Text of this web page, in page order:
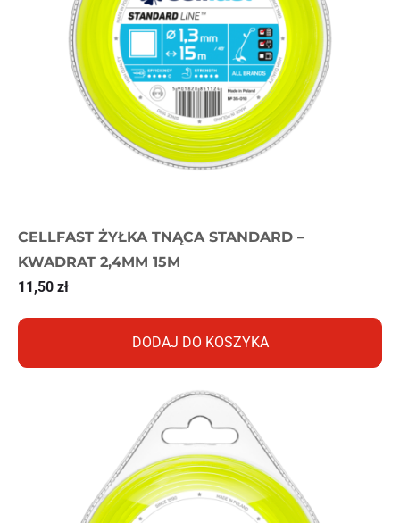
CELLFAST ŻYŁKA TNĄCA STANDARD –
KWADRAT 2,4MM 15M
11,50 zł
DODAJ DO KOSZYKA